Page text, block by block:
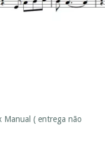
Manual ( entrega não